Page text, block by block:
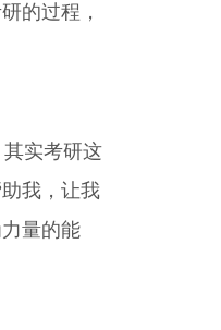
的过程，
实考研这
我，让我
量的能